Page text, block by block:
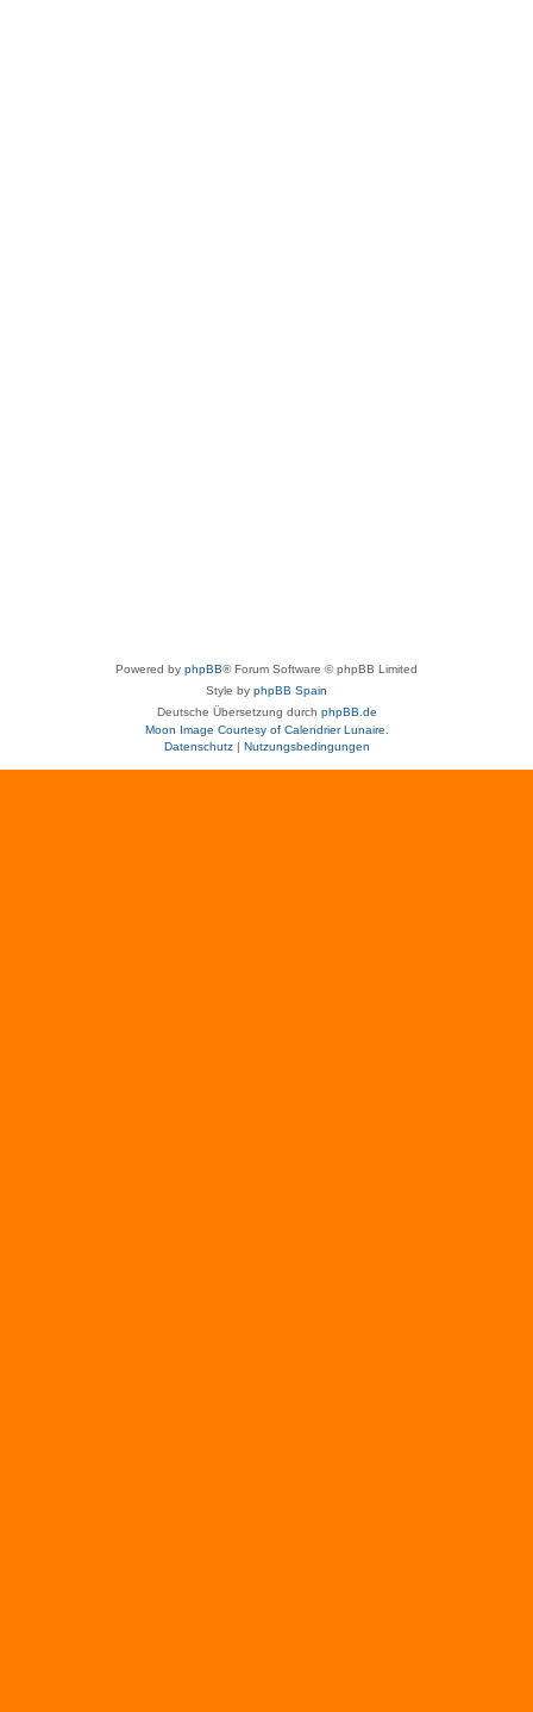
Powered by phpBB® Forum Software © phpBB Limited
Style by phpBB Spain
Deutsche Übersetzung durch phpBB.de
Moon Image Courtesy of Calendrier Lunaire.
Datenschutz| Nutzungsbedingungen